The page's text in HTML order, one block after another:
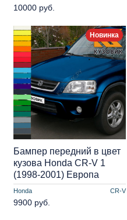
10000 руб.
Новинка
Honda CR-V
Бампер передний в цвет
кузова Honda CR-V 1
(1998-2001) Европа
9900 руб.